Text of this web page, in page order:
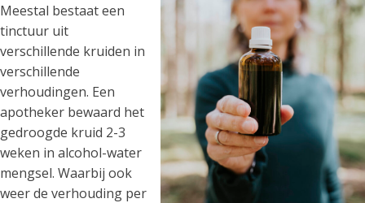
Meestal bestaat een
tinctuur uit
verschillende kruiden in
verschillende
verhoudingen. Een
apotheker bewaard het
gedroogde kruid 2-3
weken in alcohol-water
mengsel. Waarbij ook
weer de verhouding per